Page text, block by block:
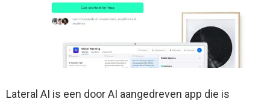
Lateral AI is een door AI aangedreven app die is